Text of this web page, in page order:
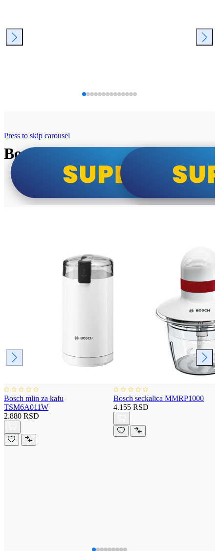
Bosch super cene
Press to skip carousel
Bosch mlin za kafu
TSM6A011W
2.880 RSD
Bosch seckalica MMRP1000
4.155 RSD